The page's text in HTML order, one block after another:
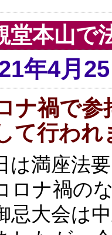
堂本山で
年4月25
ナ禍で参
て行われ
は満座法
ロナ禍の
忌大会は